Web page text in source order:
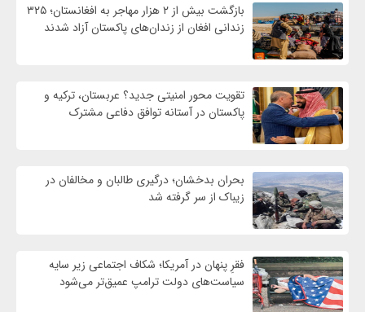
بازگشت بیش از ۲ هزار مهاجر به افغانستان؛ ۳۲۵
زندانی افغان از زندان‌های پاکستان آزاد شدند
تقویت محور امنیتی جدید؟ عربستان، ترکیه و
پاکستان در آستانه توافق دفاعی مشترک
بحران بدخشان؛ درگیری طالبان و مخالفان در
زیباک از سر گرفته شد
فقرِ پنهان در آمریکا؛ شکاف اجتماعی زیر سایه
سیاست‌های دولت ترامپ عمیق‌تر می‌شود